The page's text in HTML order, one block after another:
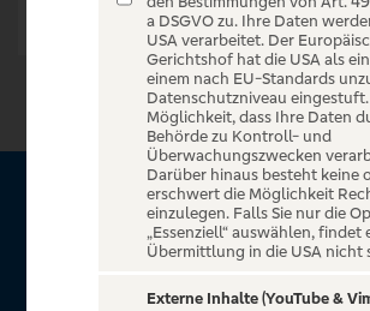
Über VR Entertain
für alle Kunden der Volksbanken
a DSGVO zu. Ihre Daten
USA verarbeitet. Der
Gerichtshof hat die USA als
einem nach EU-Standards
Datenschutzniveau
Möglichkeit, dass Ihre Daten
Behörde zu Kontroll- und
Überwachungszwecken
Darüber hinaus besteht keine
erschwert die Möglichkeit
einzulegen. Falls Sie nur die
„Essenziell“ auswählen, findet
Übermittlung in die USA nicht
Externe Inhalte (YouTube &